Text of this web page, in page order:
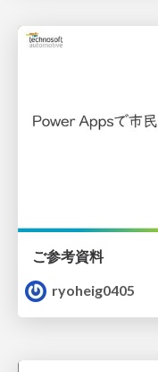
ご参考資料
ryoheig0405